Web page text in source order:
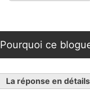
Pourquoi ce
La réponse en